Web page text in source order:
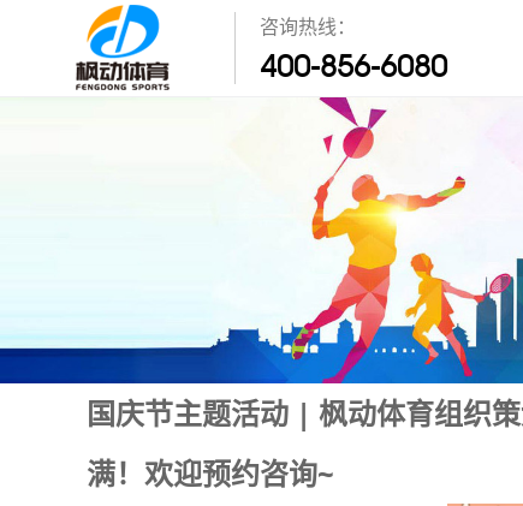
咨询热线：
400-856-6080
国庆节主题活动 | 枫动体育组织
满！欢迎预约咨询~